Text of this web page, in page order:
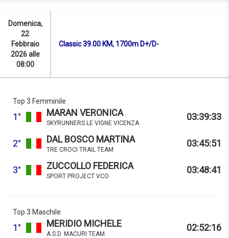
Domenica,
22
Febbraio
2026 alle
08:00
Classic 39.00 KM, 1700m D+/D-
Top 3 Femminile
1° MARAN VERONICA
SKYRUNNERS LE VIGNE VICENZA
03:39:33
2° DAL BOSCO MARTINA
TRE CROCI TRAIL TEAM
03:45:51
3° ZUCCOLLO FEDERICA
SPORT PROJECT VCO
03:48:41
Top 3 Maschile
1° MERIDIO MICHELE
A.S.D. MACURI TEAM
02:52:16